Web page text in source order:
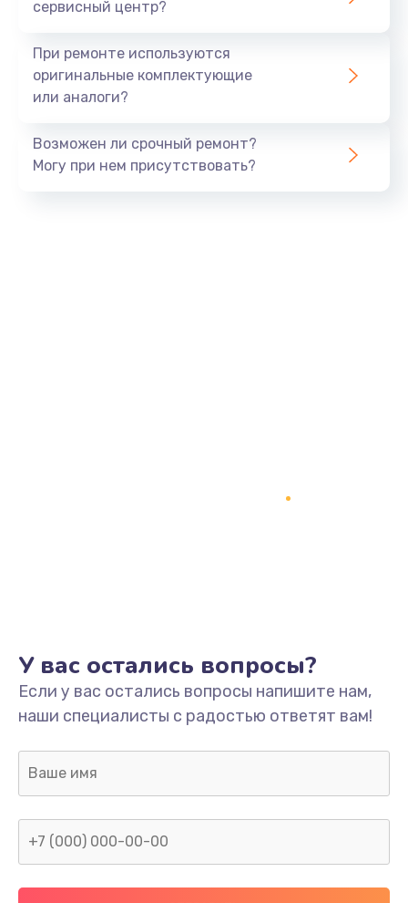
сервисный центр?
При ремонте используются
оригинальные комплектующие
или аналоги?
Возможен ли срочный ремонт?
Могу при нем присутствовать?
У вас остались вопросы?
Если у вас остались вопросы напишите нам,
наши специалисты с радостью ответят вам!